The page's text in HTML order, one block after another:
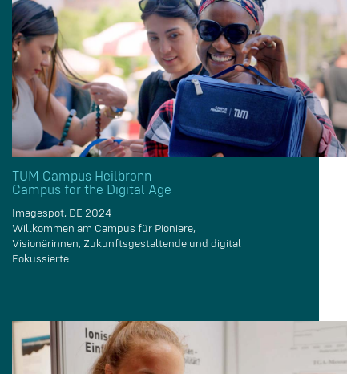
TUM Campus Heilbronn –
Campus for the Digital Age
Imagespot, DE 2024
Willkommen am Campus für Pioniere,
Visionärinnen, Zukunftsgestaltende und digital
Fokussierte.